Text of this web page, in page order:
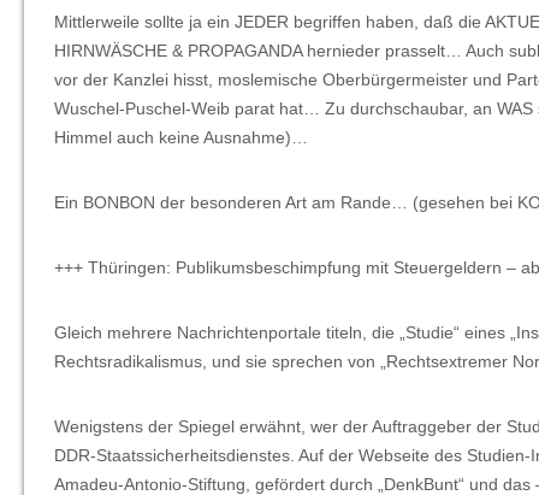
Mittlerweile sollte ja ein JEDER begriffen haben, daß die
HIRNWÄSCHE & PROPAGANDA hernieder prasselt… Auch
vor der Kanzlei hisst, moslemische Oberbürgermeister und
Wuschel-Puschel-Weib parat hat… Zu durchschaubar, an
Himmel auch keine Ausnahme)…
Ein BONBON der besonderen Art am Rande… (gesehen bei
+++ Thüringen: Publikumsbeschimpfung mit Steuergeldern –
Gleich mehrere Nachrichtenportale titeln, die „Studie“ eines
Rechtsradikalismus, und sie sprechen von „Rechtsextremer
Wenigstens der Spiegel erwähnt, wer der Auftraggeber der
DDR-Staatssicherheitsdienstes. Auf der Webseite des
Amadeu-Antonio-Stiftung, gefördert durch „DenkBunt“ und